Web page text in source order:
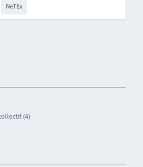
(4)
NeTEx